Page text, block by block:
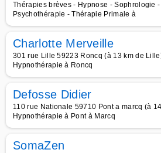
Thérapies brèves - Hypnose - Sophrologie
Psychothérapie - Thérapie Primale à
Charlotte Merveille
301 rue Lille 59223 Roncq (à 13 km de
Hypnothérapie à Roncq
Defosse Didier
110 rue Nationale 59710 Pont a marcq (à
Hypnothérapie à Pont à Marcq
SomaZen